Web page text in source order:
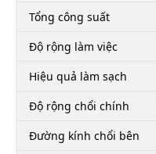
Tổng công suất
Độ rộng làm việc
Hiệu quả làm sạch
Độ rộng chổi chính
Đường kính chổi bên